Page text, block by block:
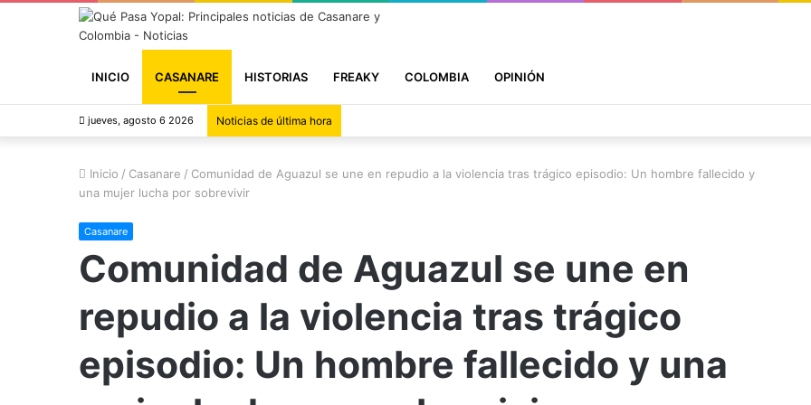
INICIO CASANARE HISTORIAS FREAKY COLOMBIA OPINIÓN
jueves, agosto 6 2026 Noticias de última hora
Inicio / Casanare / Comunidad de Aguazul se une en repudio a la violencia tras trágico episodio: Un hombre fallecido y
una mujer lucha por sobrevivir
Casanare
Comunidad de Aguazul se une en
repudio a la violencia tras trágico
episodio: Un hombre fallecido y una